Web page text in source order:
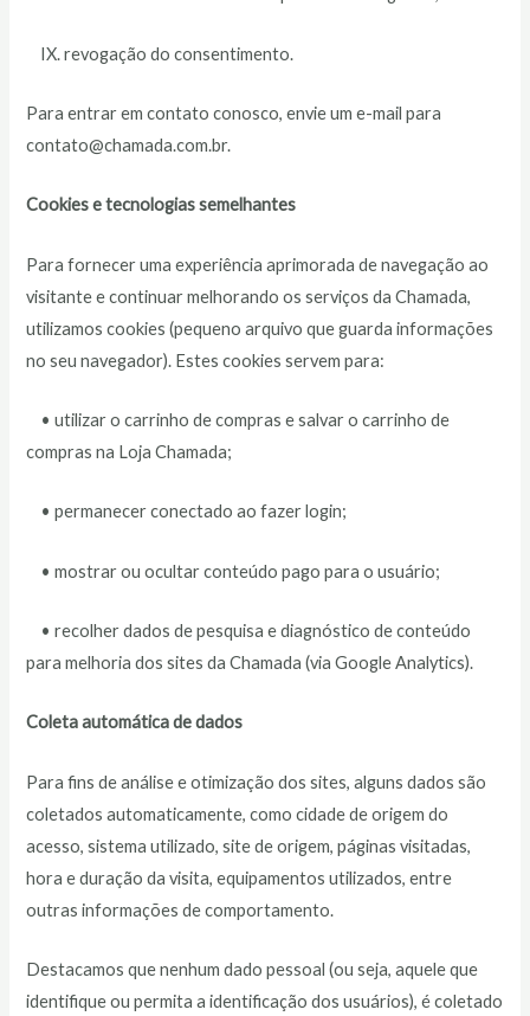
IX. revogação do consentimento.
Para entrar em contato conosco, envie um e-mail para
contato@chamada.com.br.
Cookies e tecnologias semelhantes
Para fornecer uma experiência aprimorada de navegação ao
visitante e continuar melhorando os serviços da Chamada,
utilizamos cookies (pequeno arquivo que guarda informações
no seu navegador). Estes cookies servem para:
• utilizar o carrinho de compras e salvar o carrinho de
compras na Loja Chamada;
• permanecer conectado ao fazer login;
• mostrar ou ocultar conteúdo pago para o usuário;
• recolher dados de pesquisa e diagnóstico de conteúdo
para melhoria dos sites da Chamada (via Google Analytics).
Coleta automática de dados
Para fins de análise e otimização dos sites, alguns dados são
coletados automaticamente, como cidade de origem do
acesso, sistema utilizado, site de origem, páginas visitadas,
hora e duração da visita, equipamentos utilizados, entre
outras informações de comportamento.
Destacamos que nenhum dado pessoal (ou seja, aquele que
identifique ou permita a identificação dos usuários), é coletado